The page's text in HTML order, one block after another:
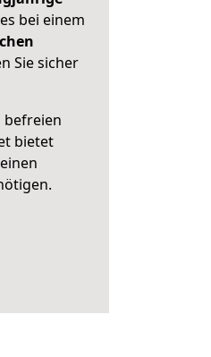
bei einem
Sie sicher
befreien
bietet